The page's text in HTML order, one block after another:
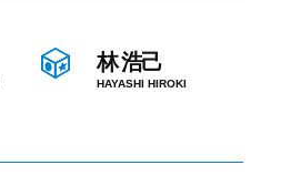
林 浩己
HAYASHI HIROKI